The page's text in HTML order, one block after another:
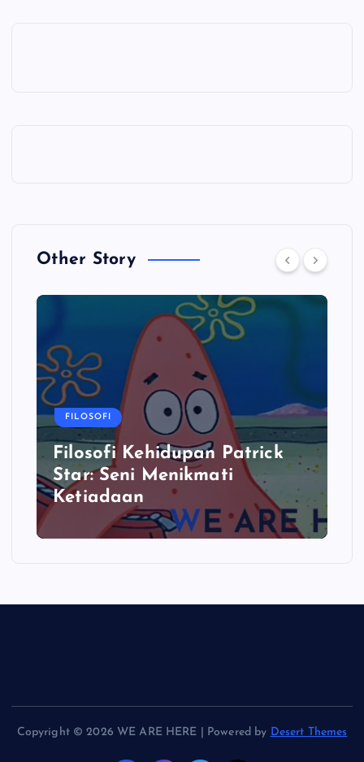
Other Story
FILOSOFI
Filosofi Kehidupan Patrick
Star: Seni Menikmati
Ketiadaan
Copyright © 2026 WE ARE HERE | Powered by Desert Themes